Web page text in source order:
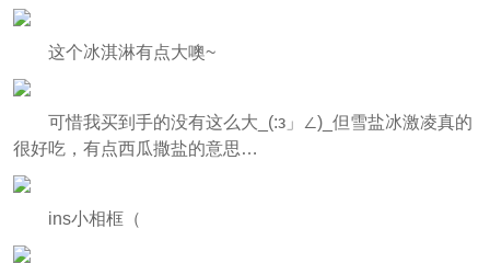
这个冰淇淋有点大噢~
可惜我买到手的没有这么大_(:з」∠)_但雪盐冰激凌真的
很好吃，有点西瓜撒盐的意思…
ins小相框（